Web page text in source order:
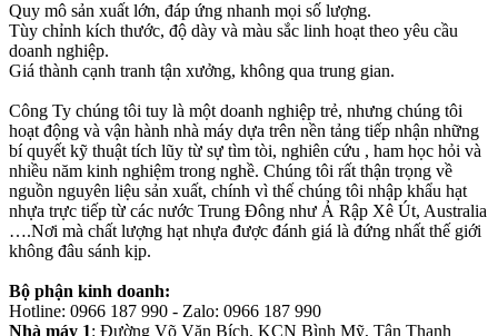
Quy mô sản xuất lớn, đáp ứng nhanh mọi số lượng.
Tùy chỉnh kích thước, độ dày và màu sắc linh hoạt theo yêu cầu
doanh nghiệp.
Giá thành cạnh tranh tận xưởng, không qua trung gian.
Công Ty chúng tôi tuy là một doanh nghiệp trẻ, nhưng chúng tôi
hoạt động và vận hành nhà máy dựa trên nền tảng tiếp nhận những
bí quyết kỹ thuật tích lũy từ sự tìm tòi, nghiên cứu , ham học hỏi và
nhiều năm kinh nghiệm trong nghề. Chúng tôi rất thận trọng về
nguồn nguyên liệu sản xuất, chính vì thế chúng tôi nhập khẩu hạt
nhựa trực tiếp từ các nước Trung Đông như Ả Rập Xê Út, Australia
….Nơi mà chất lượng hạt nhựa được đánh giá là đứng nhất thế giới
không đâu sánh kịp.
Bộ phận kinh doanh:
Hotline: 0966 187 990 - Zalo: 0966 187 990
Nhà máy 1: Đường Võ Văn Bích, KCN Bình Mỹ, Tân Thạnh